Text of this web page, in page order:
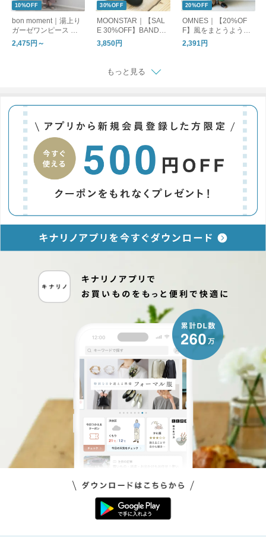
10%OFF
bon moment｜湯上り
ガーゼワンピース ル
ームワンピース
2,475円～
30%OFF
MOONSTAR｜【SAL
E 30%OFF】BANDBA
LLET バンドバレー バ
レーシューズ フラッ
3,850円
20%OFF
OMNES｜【20%OF
F】風をまとうように
軽やかに。一枚で決ま
る主役ロングスカート
2,391円
もっと見る